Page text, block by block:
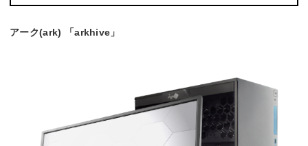
アーク(ark) 「arkhive」